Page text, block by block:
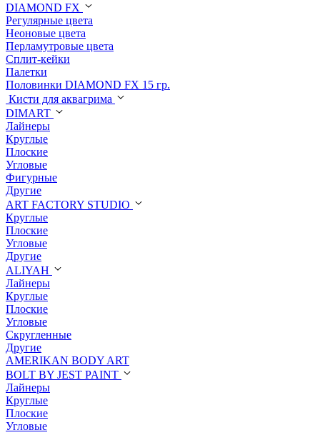
DIAMOND FX
Регулярные цвета
Неоновые цвета
Перламутровые цвета
Сплит-кейки
Палетки
Половинки DIAMOND FX 15 гр.
Кисти для аквагрима
DIMART
Лайнеры
Круглые
Плоские
Угловые
Фигурные
Другие
ART FACTORY STUDIO
Круглые
Плоские
Угловые
Другие
ALIYAH
Лайнеры
Круглые
Плоские
Угловые
Скругленные
Другие
AMERIKAN BODY ART
BOLT BY JEST PAINT
Лайнеры
Круглые
Плоские
Угловые